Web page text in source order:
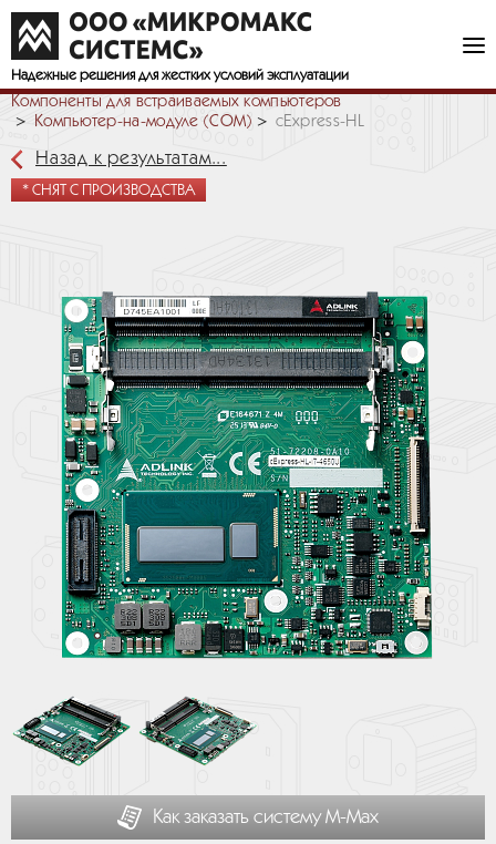
Надежные решения для жестких условий эксплуатации
Компоненты для встраиваемых компьютеров
Компьютер-на-модуле (COM)
cExpress-HL
Назад к результатам...
* СНЯТ С ПРОИЗВОДСТВА
Как заказать систему М-Мах